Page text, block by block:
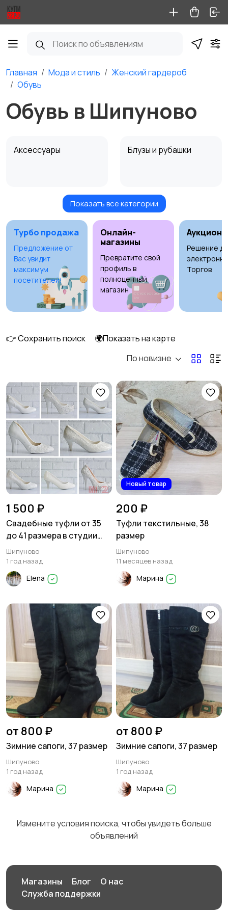
Главная Мода и стиль
Женский гардероб
Обувь
Обувь в Шипуново
Аксессуары Блузы и рубашки
Будущим мамам Верхняя одежда
Головные уборы Домашняя одежда
Нижнее белье Обувь4
Пиджаки и костюмы Платья и юбки15
Футболки и топы Штаны и шорты
Другое
Показать все категории
Турбо продажа
Предложение от
Вас увидит
максимум
посетителей!
Онлайн-
магазины
Превратите свой
профиль в
полноценный
магазин
Аукционы
Решение
Торгов
👉 Сохранить поиск
🌍Показать на карте
По новизне
1 500 ₽
Свадебные туфли от 35
до 41 размера в студии
свадьбы "Tiana"
Шипуново
1 год назад
Elena
Новый товар
200 ₽
Туфли текстильные, 38
размер
Шипуново
11 месяцев назад
Марина
от 800 ₽
Зимние сапоги, 37 размер
Шипуново
1 год назад
Марина
от 800 ₽
Зимние сапоги, 37 размер
Шипуново
1 год назад
Марина
Измените условия поиска, чтобы увидеть больше
объявлений
Магазины Блог
О нас
Служба поддержки